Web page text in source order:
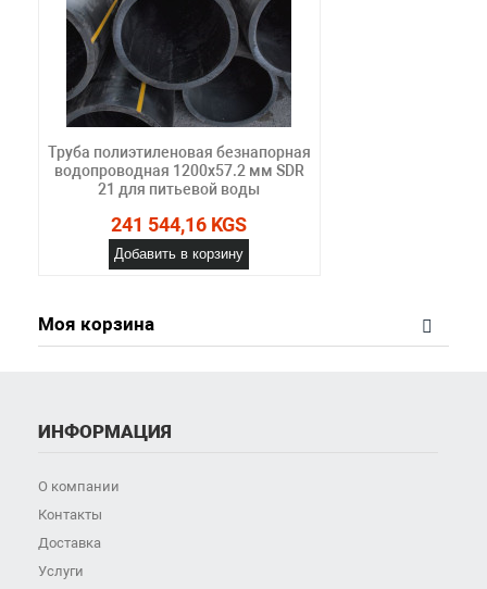
Труба полиэтиленовая безнапорная
водопроводная 1200х57.2 мм SDR
21 для питьевой воды
241 544,16 KGS
Добавить в корзину
Моя корзина
ИНФОРМАЦИЯ
О компании
Контакты
Доставка
Услуги